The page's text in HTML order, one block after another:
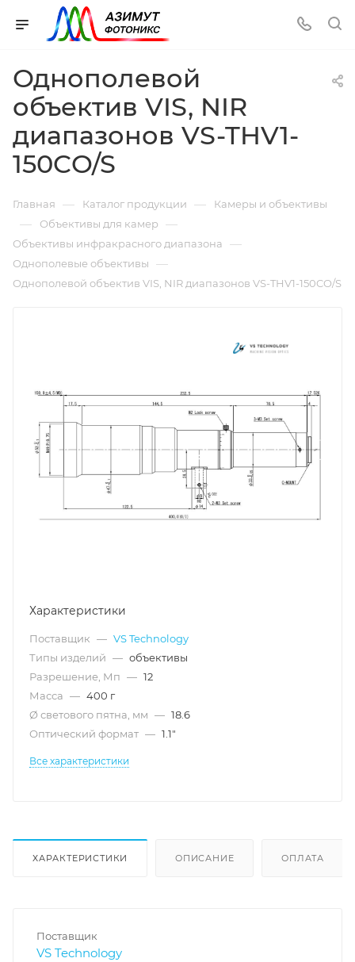
Однополевой
объектив VIS, NIR
диапазонов VS-THV1-
150CO/S
Главная — Каталог продукции — Камеры и объективы
— Объективы для камер —
Объективы инфракрасного диапазона —
Однополевые объективы —
Однополевой объектив VIS, NIR диапазонов VS-THV1-150CO/S
Характеристики
Поставщик — VS Technology
Типы изделий — объективы
Разрешение, Мп — 12
Масса — 400 г
Ø светового пятна, мм — 18.6
Оптический формат — 1.1"
Все характеристики
ХАРАКТЕРИСТИКИ ОПИСАНИЕ ОПЛАТА
Поставщик
VS Technology